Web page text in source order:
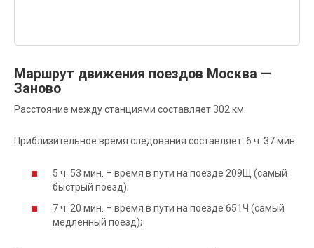
Маршрут движения поездов Москва —
Заново
Расстояние между станциями составляет 302 км.
Приблизительное время следования составляет: 6 ч. 37 мин.
5 ч. 53 мин. – время в пути на поезде 209Щ (самый
быстрый поезд);
7 ч. 20 мин. – время в пути на поезде 651Ч (самый
медленный поезд);